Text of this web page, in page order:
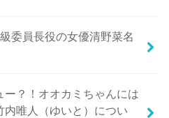
委員長役の女優清野菜名
？！オオカミちゃんには
唯人（ゆいと）につい